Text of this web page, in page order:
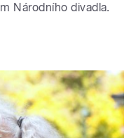
Národního divadla.